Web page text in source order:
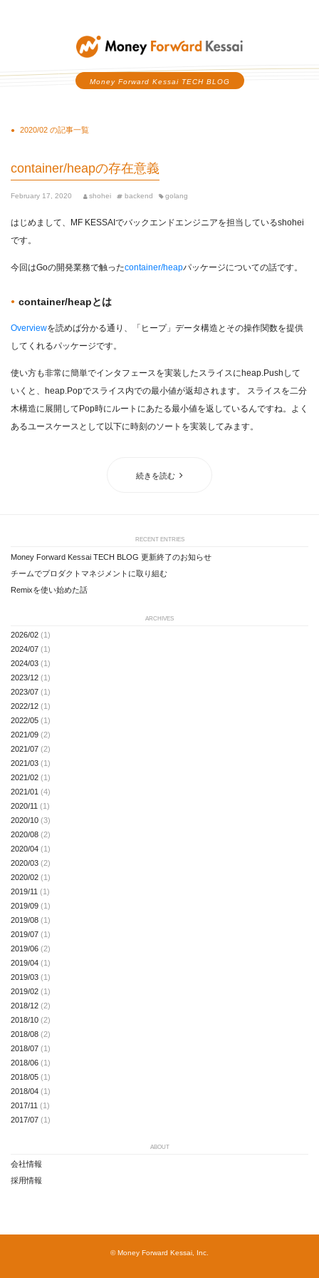
Money Forward Kessai
Money Forward Kessai TECH BLOG
2020/02 の記事一覧
container/heapの存在意義
February 17, 2020 shohei backend golang
はじめまして、MF KESSAIでバックエンドエンジニアを担当しているshohei
です。
今回はGoの開発業務で触ったcontainer/heapパッケージについての話です。
container/heapとは
Overviewを読めば分かる通り、「ヒープ」データ構造とその操作関数を提供
してくれるパッケージです。
使い方も非常に簡単でインタフェースを実装したスライスにheap.Pushして
いくと、heap.Popでスライス内での最小値が返却されます。 スライスを二分
木構造に展開してPop時にルートにあたる最小値を返しているんですね。よく
あるユースケースとして以下に時刻のソートを実装してみます。
続きを読む
RECENT ENTRIES
Money Forward Kessai TECH BLOG 更新終了のお知らせ
チームでプロダクトマネジメントに取り組む
Remixを使い始めた話
ARCHIVES
2026/02 (1)
2024/07 (1)
2024/03 (1)
2023/12 (1)
2023/07 (1)
2022/12 (1)
2022/05 (1)
2021/09 (2)
2021/07 (2)
2021/03 (1)
2021/02 (1)
2021/01 (4)
2020/11 (1)
2020/10 (3)
2020/08 (2)
2020/04 (1)
2020/03 (2)
2020/02 (1)
2019/11 (1)
2019/09 (1)
2019/08 (1)
2019/07 (1)
2019/06 (2)
2019/04 (1)
2019/03 (1)
2019/02 (1)
2018/12 (2)
2018/10 (2)
2018/08 (2)
2018/07 (1)
2018/06 (1)
2018/05 (1)
2018/04 (1)
2017/11 (1)
2017/07 (1)
ABOUT
会社情報
採用情報
© Money Forward Kessai, Inc.